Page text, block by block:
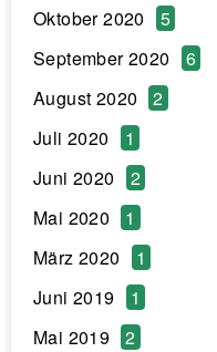
Oktober 2020
5
September 2020
6
August 2020
2
Juli 2020
1
Juni 2020
2
Mai 2020
1
März 2020
1
Juni 2019
1
Mai 2019
2